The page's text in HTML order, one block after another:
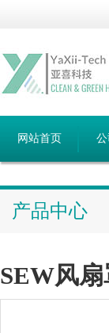
网站首页
产品中心
SEW风